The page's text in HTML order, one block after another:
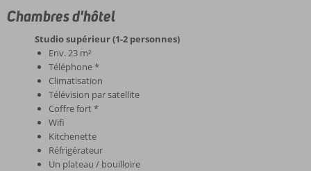
Chambres d'hôtel
Studio supérieur (1-2 personnes)
Env. 23 m²
Téléphone *
Climatisation
Télévision par satellite
Coffre fort *
Wifi
Kitchenette
Réfrigérateur
Un plateau / bouilloire